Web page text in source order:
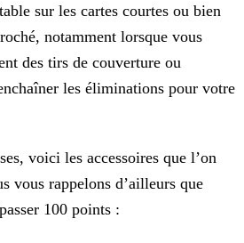
sur les cartes courtes ou bien
notamment lorsque vous
des tirs de couverture ou
les éliminations pour votre
voici les accessoires que l’on
vous rappelons d’ailleurs que
100 points :